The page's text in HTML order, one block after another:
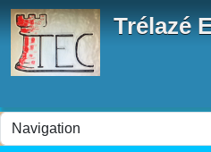
Trélazé
Panneau de gestion des cookies